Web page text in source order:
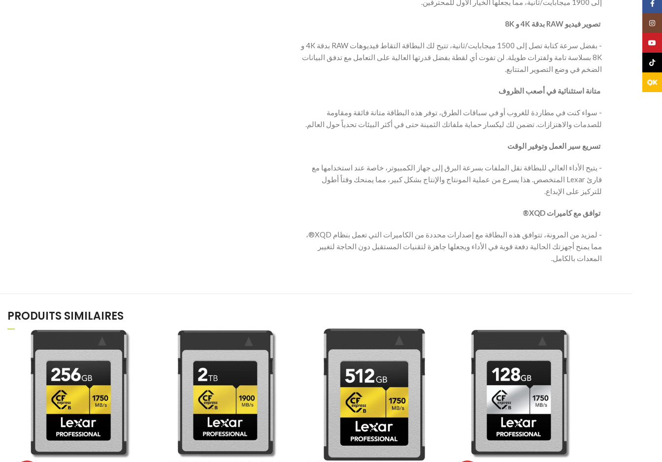
إلى 1900 ميجابايت/ثانية، مما يجعلها الخيار الأول للمحترفين.
‫ تصوير فيديو RAW بدقة 4K و 8K
‫- بفضل سرعة كتابة تصل إلى 1500 ميجابايت/ثانية، تتيح لك البطاقة التقاط فيديوهات RAW بدقة 4K و
8K بسلاسة تامة ولفترات طويلة. لن تفوت أي لقطة بفضل قدرتها العالية على التعامل مع تدفق البيانات
الضخم في وضع التصوير المتتابع.
‫ متانة استثنائية في أصعب الظروف
‫- سواء كنت في مطاردة للغروب أو في سباقات الطرق، توفر هذه البطاقة متانة فائقة ومقاومة
للصدمات والاهتزازات. تضمن لك ليكسار حماية ملفاتك الثمينة حتى في أكثر البيئات تحدياً حول العالم.
‫ تسريع سير العمل وتوفير الوقت
‫- يتيح الأداء العالي للبطاقة نقل الملفات بسرعة البرق إلى جهاز الكمبيوتر، خاصة عند استخدامها مع
قارئ Lexar المتخصص. هذا يسرع من عملية المونتاج والإنتاج بشكل كبير، مما يمنحك وقتاً أطول
للتركيز على الإبداع.
‫ توافق مع كاميرات XQD®
‫- لمزيد من المرونة، تتوافق هذه البطاقة مع إصدارات محددة من الكاميرات التي تعمل بنظام XQD®،
مما يمنح أجهزتك الحالية دفعة قوية في الأداء ويجعلها جاهزة لتقنيات المستقبل دون الحاجة لتغيير
المعدات بالكامل.
PRODUITS SIMILAIRES